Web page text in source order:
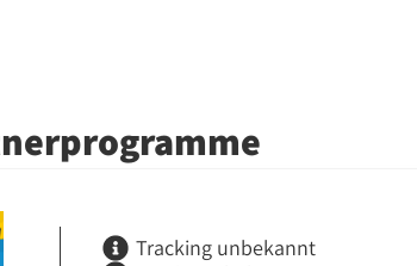
Tracking unbekannt